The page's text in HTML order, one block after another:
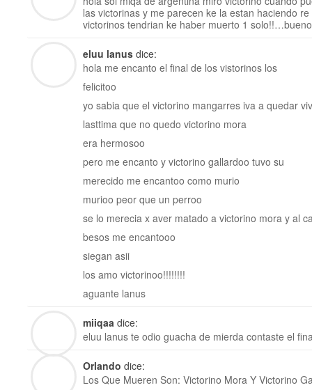
las victorinas y me parecen ke la estan haciendo
victorinos tendrian ke haber muerto 1
eluu lanus dice:
hola me encanto el final de los vistorinos los
felicitoo
yo sabia que el victorino mangarres iva a quedar
lasttima que no quedo victorino mora
era hermosoo
pero me encanto y victorino gallardoo tuvo su
merecido me encantoo como murio
murioo peor que un perroo
se lo merecia x aver matado a victorino mora y al
besos me encantooo
siegan asii
los amo victorinoo!!!!!!!!
aguante lanus
miiqaa dice:
eluu lanus te odio guacha de mierda contaste el
Orlando dice:
Los Que Mueren Son: Victorino Mora Y Victorino